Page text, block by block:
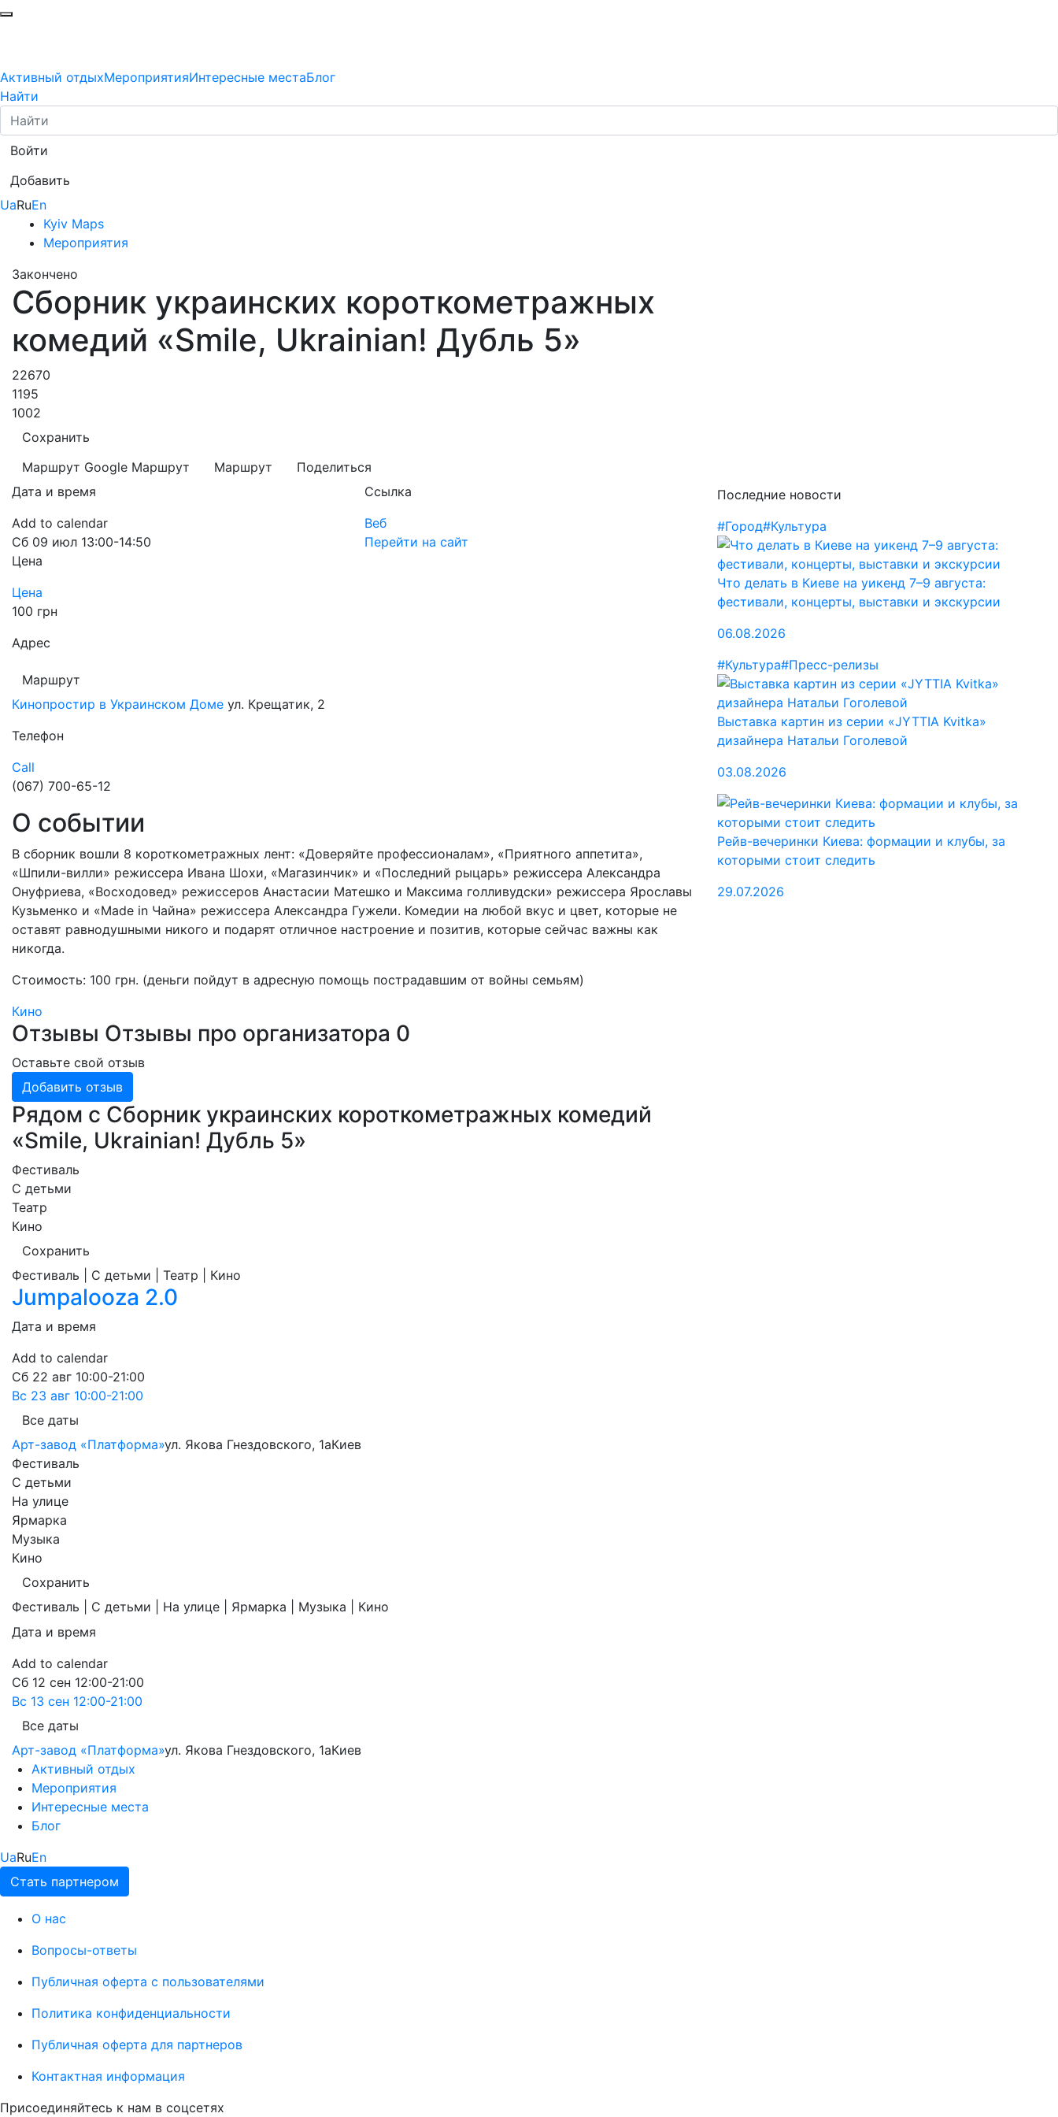
Активный отдыхМероприятияИнтересные местаБлог
Найти
Войти
Добавить
UaRuEn
Kyiv Maps
Мероприятия
Закончено
Сборник украинских короткометражных
комедий «Smile, Ukrainian! Дубль 5»
22670
1195
1002
Сохранить
Маршрут Google Маршрут Маршрут
Поделиться
Дата и время
Add to calendar
Сб 09 июл 13:00-14:50
Цена
Цена
100 грн
Адрес
Маршрут
Кинопростир в Украинском Доме ул. Крещатик, 2
Телефон
Call
(067) 700-65-12
Ссылка
Веб
Перейти на сайт
О событии
В сборник вошли 8 короткометражных лент: «Доверяйте профессионалам», «Приятного аппетита»,
«Шпили-вилли» режиссера Ивана Шохи, «Магазинчик» и «Последний рыцарь» режиссера Александра
Онуфриева, «Восходовед» режиссеров Анастасии Матешко и Максима голливудски» режиссера Ярославы
Кузьменко и «Made in Чайна» режиссера Александра Гужели. Комедии на любой вкус и цвет, которые не
оставят равнодушными никого и подарят отличное настроение и позитив, которые сейчас важны как
никогда.
Стоимость: 100 грн. (деньги пойдут в адресную помощь пострадавшим от войны семьям)
Кино
Отзывы Отзывы про организатора 0
Оставьте свой отзыв
Добавить отзыв
Рядом с Сборник украинских короткометражных комедий
«Smile, Ukrainian! Дубль 5»
Фестиваль
С детьми
Театр
Кино
Сохранить
Фестиваль | С детьми | Театр | Кино
Jumpalooza 2.0
Дата и время
Add to calendar
Сб 22 авг 10:00-21:00
Вс 23 авг 10:00-21:00
Все даты
Арт-завод «Платформа»ул. Якова Гнездовского, 1аКиев
Фестиваль
С детьми
На улице
Ярмарка
Музыка
Кино
Сохранить
Фестиваль | С детьми | На улице | Ярмарка | Музыка | Кино
Дата и время
Add to calendar
Сб 12 сен 12:00-21:00
Вс 13 сен 12:00-21:00
Все даты
Арт-завод «Платформа»ул. Якова Гнездовского, 1аКиев
Последние новости
#Город#Культура
Что делать в Киеве на уикенд 7–9 августа:
фестивали, концерты, выставки и экскурсии
06.08.2026
#Культура#Пресс-релизы
Выставка картин из серии «JYTTIA Kvitka»
дизайнера Натальи Гоголевой
03.08.2026
Рейв-вечеринки Киева: формации и клубы, за
которыми стоит следить
29.07.2026
Активный отдых
Мероприятия
Интересные места
Блог
UaRuEn
Стать партнером
О нас
Вопросы-ответы
Публичная оферта с пользователями
Политика конфиденциальности
Публичная оферта для партнеров
Контактная информация
Присоединяйтесь к нам в соцсетях